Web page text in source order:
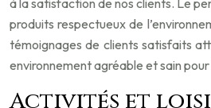
à la satisfaction de nos clients. Le
produits respectueux de
témoignages de clients satisfaits
environnement agréable et sain
Activités et